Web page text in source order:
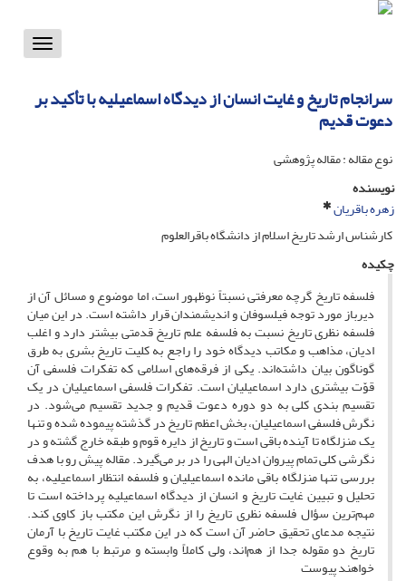
Toggle
سرانجام تاریخ و غایت انسان از دیدگاه اسماعیلیه با تأکید بر
دعوت قدیم
نوع مقاله : مقاله پژوهشی
نویسنده
زهره باقریان
کارشناس ارشد تاریخ اسلام از دانشگاه باقرالعلوم
چکیده
فلسفه تاریخ گرچه معرفتی نسبتاً نوظهور است، اما موضوع و مسائل آن از
دیرباز مورد توجه فیلسوفان و اندیشمندان قرار داشته است. در این میان
فلسفه نظری تاریخ نسبت به فلسفه علم تاریخ قدمتی بیشتر دارد و اغلب
ادیان، مذاهب و مکاتب دیدگاه خود را راجع به کلیت تاریخ بشری به طرق
گوناگون بیان داشته‌اند. یکی از فرقه‌های اسلامی که تفکرات فلسفی آن
قوّت بیشتری دارد اسماعیلیان است. تفکرات فلسفی‌ اسماعیلیان در یک
تقسیم بندی کلی به دو دوره دعوت قدیم و جدید تقسیم می‌شود. در
نگرش فلسفی اسماعیلیان، بخش اعظم تاریخ در گذشته پیموده شده و تنها
یک منزلگاه تا آینده باقی است و تاریخ از دایره قوم و طبقه خارج گشته و در
نگرشی کلی تمام پیروان ادیان الهی را در بر می‌گیرد. مقاله پیش رو با هدف
بررسی تنها منزلگاه باقی مانده اسماعیلیان و فلسفه انتظار اسماعیلیه، به
تحلیل و تبیین غایت تاریخ و انسان از دیدگاه اسماعیلیه پرداخته است تا
مهم‌ترین سؤال فلسفه نظری تاریخ را از نگرش این مکتب باز کاوی کند.
نتیجه مدعای تحقیق حاضر آن است که در این مکتب غایت تاریخ با آرمان
تاریخ دو مقوله جدا از هم‌اند، ولی کاملاً وابسته و مرتبط با هم به وقوع
خواهند پیوست